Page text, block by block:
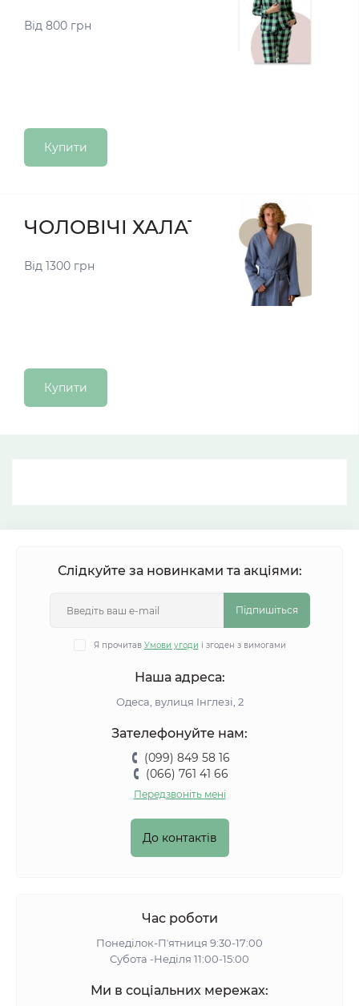
Від 800 грн
Купити
ЧОЛОВІЧІ ХАЛАТИ
Від 1300 грн
Купити
Слідкуйте за новинками та акціями:
Підпишіться
Я прочитав Умови угоди і згоден з вимогами
Наша адреса:
Одеса, вулиця Інглезі, 2
Зателефонуйте нам:
(099) 849 58 16
(066) 761 41 66
Передзвоніть мені
До контактів
Час роботи
Понеділок-Пʼятниця 9:30-17:00
Субота -Неділя 11:00-15:00
Ми в соціальних мережах: